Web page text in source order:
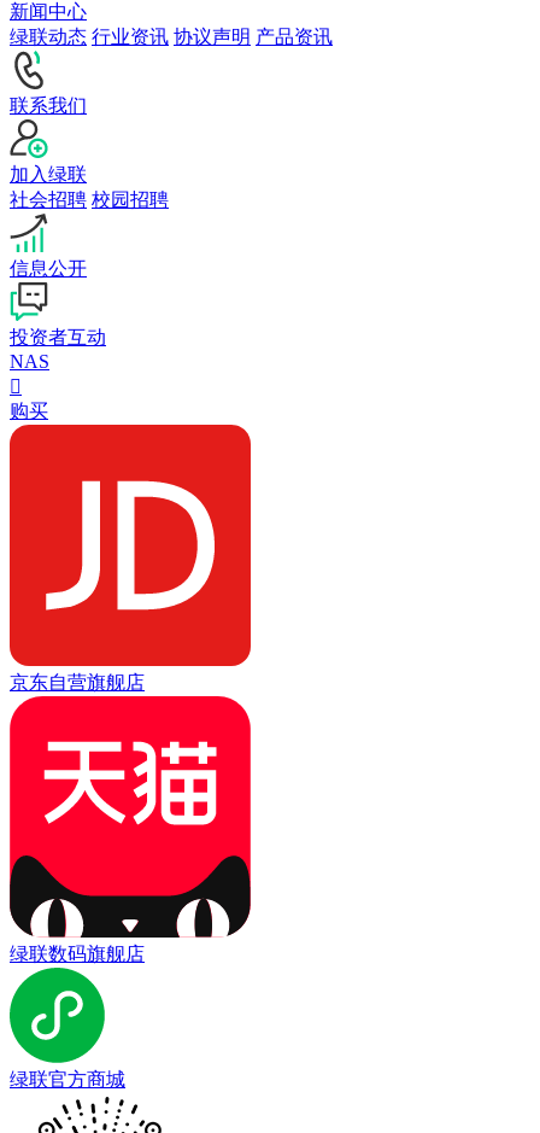
新闻中心
绿联动态 行业资讯 协议声明 产品资讯
联系我们
加入绿联
社会招聘 校园招聘
信息公开
投资者互动
NAS

购买
京东自营旗舰店
绿联数码旗舰店
绿联官方商城